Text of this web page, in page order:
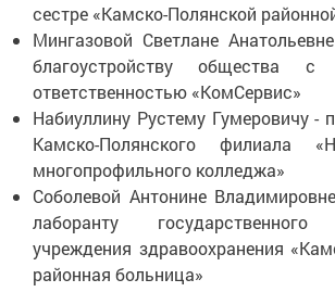
сестре «Камско-Полянской
Мингазовой Светлане
благоустройству общества с
ответственностью «КомСервис»
Набиуллину Рустему Гумеровичу -
Камско-Полянского филиала
многопрофильного колледжа»
Соболевой Антонине
лаборанту государственного
учреждения здравоохранения
районная больница»